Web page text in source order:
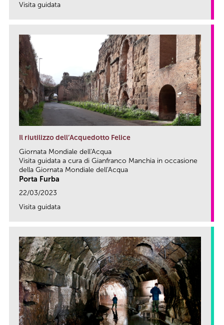
Visita guidata
Il riutilizzo dell’Acquedotto Felice
Giornata Mondiale dell'Acqua
Visita guidata a cura di Gianfranco Manchia in occasione
della Giornata Mondiale dell'Acqua
Porta Furba
22/03/2023
Visita guidata